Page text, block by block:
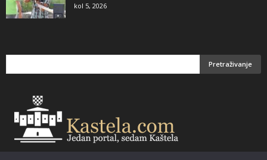
kol 5, 2026